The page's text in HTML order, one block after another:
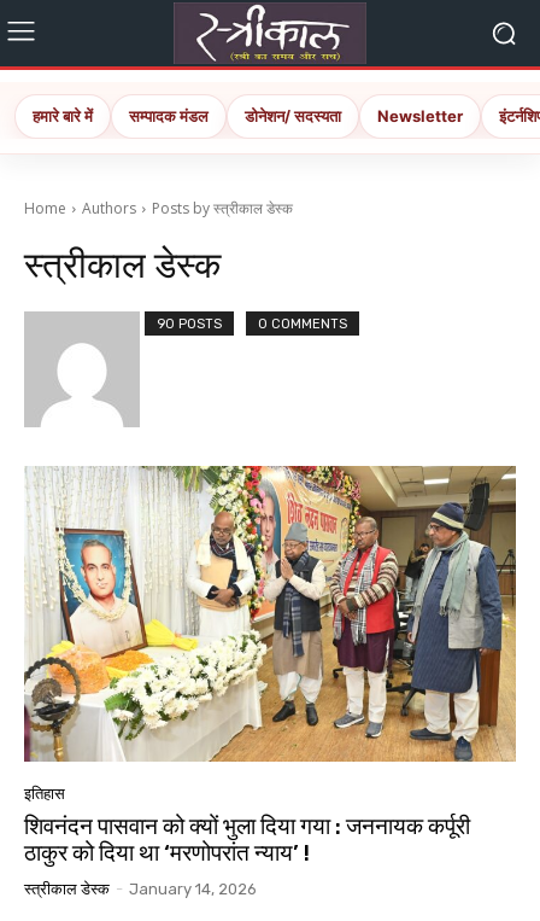
हमारे बारे में सम्पादक मंडल डोनेशन/ सदस्यता Newsletter
Home Authors Posts by स्त्रीकाल डेस्क
स्त्रीकाल डेस्क
90 POSTS 0 COMMENTS
इतिहास
शिवनंदन पासवान को क्यों भुला दिया गया : जननायक कर्पूरी
ठाकुर को दिया था ‘मरणोपरांत न्याय’ !
स्त्रीकाल डेस्क - January 14, 2026